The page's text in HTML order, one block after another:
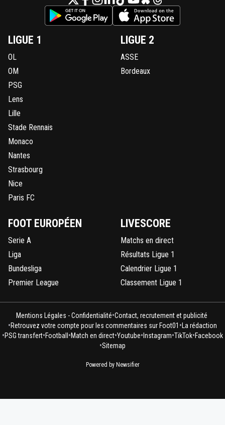
LIGUE 1
OL
OM
PSG
Lens
Lille
Stade Rennais
Monaco
Nantes
Strasbourg
Nice
Paris FC
LIGUE 2
ASSE
Bordeaux
FOOT EUROPÉEN
Serie A
Liga
Bundesliga
Premier League
LIVESCORE
Matchs en direct
Résultats Ligue 1
Calendrier Ligue 1
Classement Ligue 1
Mentions Légales - Confidentialité•Contact, recrutement et publicité
•Retrouvez votre compte pour les commentaires sur Foot01 •La rédaction
•PSG transfert•Football •Match en direct•Youtube• Instagram•TikTok•Facebook
•Sitemap
Powered by Newsifier